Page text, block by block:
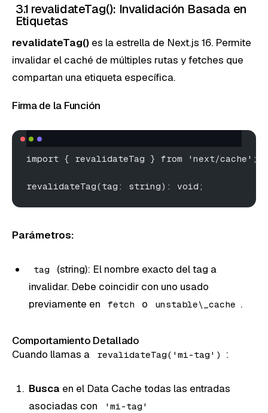
3.1 revalidateTag(): Invalidación Basada en
Etiquetas
revalidateTag() es la estrella de Next.js 16. Permite
invalidar el caché de múltiples rutas y fetches que
compartan una etiqueta específica.
Firma de la Función
import { revalidateTag } from 'next/cache';
revalidateTag(tag: string): void;
Parámetros:
tag
(string): El nombre exacto del tag a
invalidar. Debe coincidir con uno usado
previamente en
fetch o unstable\_cache .
Comportamiento Detallado
Cuando llamas a
revalidateTag('mi-tag') :
Busca en el Data Cache todas las entradas
asociadas con
'mi-tag'